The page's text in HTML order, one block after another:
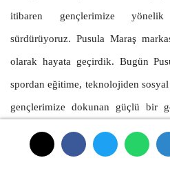
itibaren gençlerimize yönelik
sürdürüyoruz. Pusula Maraş
olarak hayata geçirdik. Bugün
spordan eğitime, teknolojiden
gençlerimize dokunan güçlü bir
Kırkaltı Kafelerimizi
içerisinde bulunduğumuz bu